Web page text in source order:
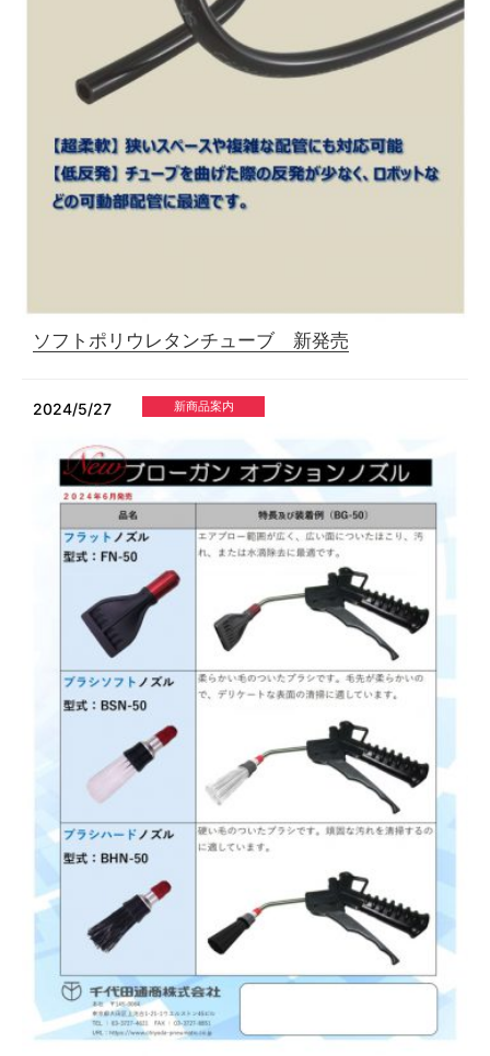
ソフトポリウレタンチューブ 新発売
2024/5/27 新商品案内